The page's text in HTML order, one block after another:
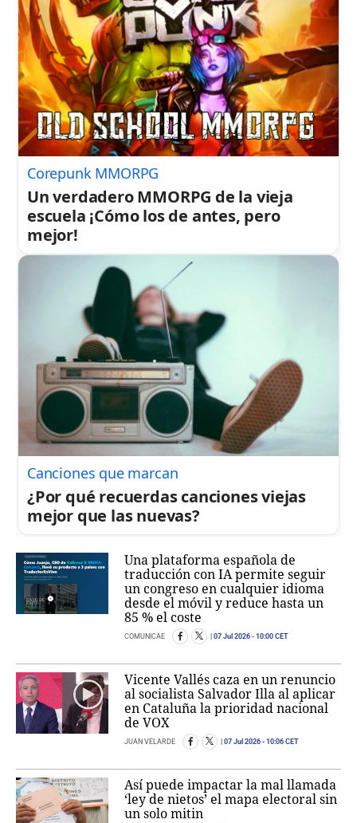
Corepunk MMORPG
Un verdadero MMORPG de la vieja
escuela ¡Cómo los de antes, pero
mejor!
Canciones que marcan
¿Por qué recuerdas canciones viejas
mejor que las nuevas?
Una plataforma española de
traducción con IA permite seguir
un congreso en cualquier idioma
desde el móvil y reduce hasta un
85 % el coste
COMUNICAE 07 Jul 2026 - 10:00 CET
Vicente Vallés caza en un renuncio
al socialista Salvador Illa al aplicar
en Cataluña la prioridad nacional
de VOX
JUAN VELARDE 07 Jul 2026 - 10:06 CET
Así puede impactar la mal llamada
‘ley de nietos’ el mapa electoral sin
un solo mitin